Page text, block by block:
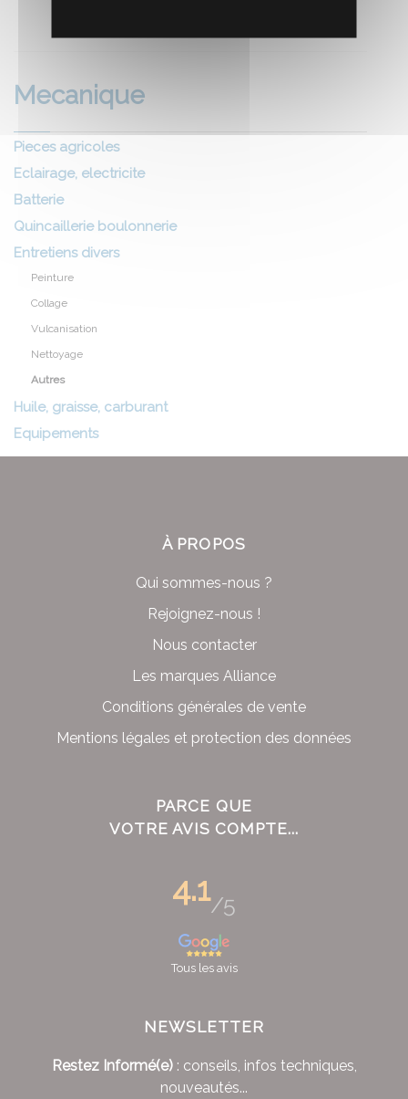
Mecanique
Pieces agricoles
Eclairage, electricite
Batterie
Quincaillerie boulonnerie
Entretiens divers
Peinture
Collage
Vulcanisation
Nettoyage
Autres
Huile, graisse, carburant
Equipements
À PROPOS
Qui sommes-nous ?
Rejoignez-nous !
Nous contacter
Les marques Alliance
Conditions générales de vente
Mentions légales et protection des données
PARCE QUE
VOTRE AVIS COMPTE...
4.1/5
Tous les avis
NEWSLETTER
Restez Informé(e): conseils, infos techniques,
nouveautés...